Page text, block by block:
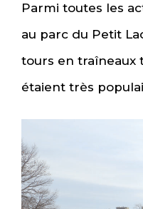
Parmi toutes les
au parc du Petit
tours en traîneaux
étaient très